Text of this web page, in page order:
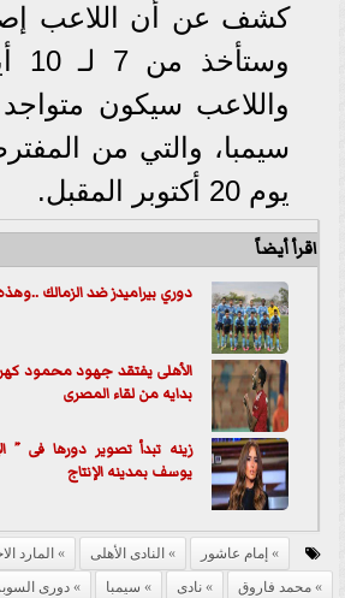
كشف عن أن اللاعب
واللاعب سيكون متواجد
سيمبا، والتي من
يوم 20 أكتوبر المقبل.
اقرأ أيضاً
دوري بيراميدز ضد الزمالك
بدايه من لقاء المصرى
زينه تبدأ تصوير دورها فى ”
يوسف بمدينه الإنتاج
إمام عاشور النادى الأهلى المارد
محمد فاروق
نادى سيمبا
دورى